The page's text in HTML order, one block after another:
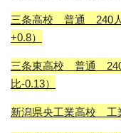
三条高校 普通 240
+0.8）
三条東高校 普通
比-0.13）
新潟県央工業高校